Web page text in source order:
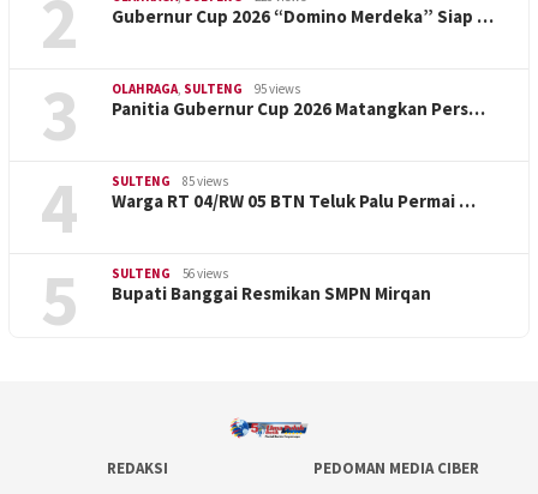
2 Gubernur Cup 2026 “Domino Merdeka” Siap …
3 OLAHRAGA, SULTENG 95 views
Panitia Gubernur Cup 2026 Matangkan Pers…
4 SULTENG 85 views
Warga RT 04/RW 05 BTN Teluk Palu Permai …
5 SULTENG 56 views
Bupati Banggai Resmikan SMPN Mirqan
REDAKSI PEDOMAN MEDIA CIBER